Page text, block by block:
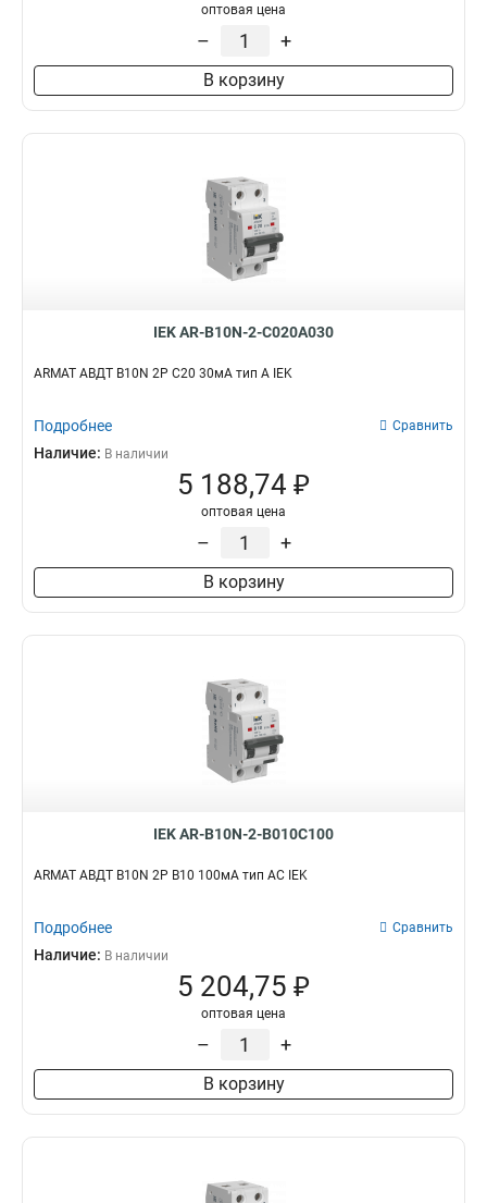
оптовая цена
– +
В корзину
IEK AR-B10N-2-C020A030
ARMAT АВДТ B10N 2P C20 30мА тип A IEK
Подробнее Сравнить
Наличие: В наличии
5 188,74 ₽
оптовая цена
– +
В корзину
IEK AR-B10N-2-B010C100
ARMAT АВДТ B10N 2P B10 100мА тип AC IEK
Подробнее Сравнить
Наличие: В наличии
5 204,75 ₽
оптовая цена
– +
В корзину